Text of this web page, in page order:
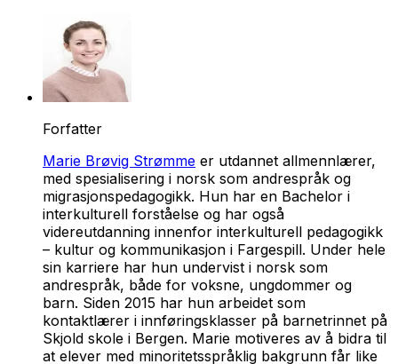
Forfatter
Marie Brøvig Strømme er utdannet allmennlærer,
med spesialisering i norsk som andrespråk og
migrasjonspedagogikk. Hun har en Bachelor i
interkulturell forståelse og har også
videreutdanning innenfor interkulturell pedagogikk
– kultur og kommunikasjon i Fargespill. Under hele
sin karriere har hun undervist i norsk som
andrespråk, både for voksne, ungdommer og
barn. Siden 2015 har hun arbeidet som
kontaktlærer i innføringsklasser på barnetrinnet på
Skjold skole i Bergen. Marie motiveres av å bidra til
at elever med minoritetsspråklig bakgrunn får like